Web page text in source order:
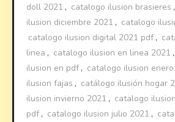
doll 2021 , catalogo ilusion brasieres ,
ilusion diciembre 2021 , catalogo
catalogo ilusion digital 2021 pdf ,
linea , catalogo ilusion en linea 2021 ,
ilusion en pdf , catalogo ilusion
ilusion fajas , catálogo ilusión hogar
ilusion invierno 2021 , catalogo
pdf , catalogo ilusion julio 2021 ,